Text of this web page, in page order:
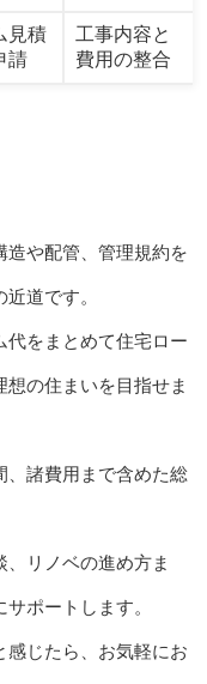
見積
請
工事内容と
費用の整合
造や配管、管理規約を
道です。
代をまとめて住宅ロー
の住まいを目指せま
、諸費用まで含めた総
リノベの進め方ま
ポートします。
感じたら、お気軽にお